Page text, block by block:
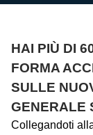
HAI PIÙ DI
FORMA
SULLE
GENERALE
Collegandoti